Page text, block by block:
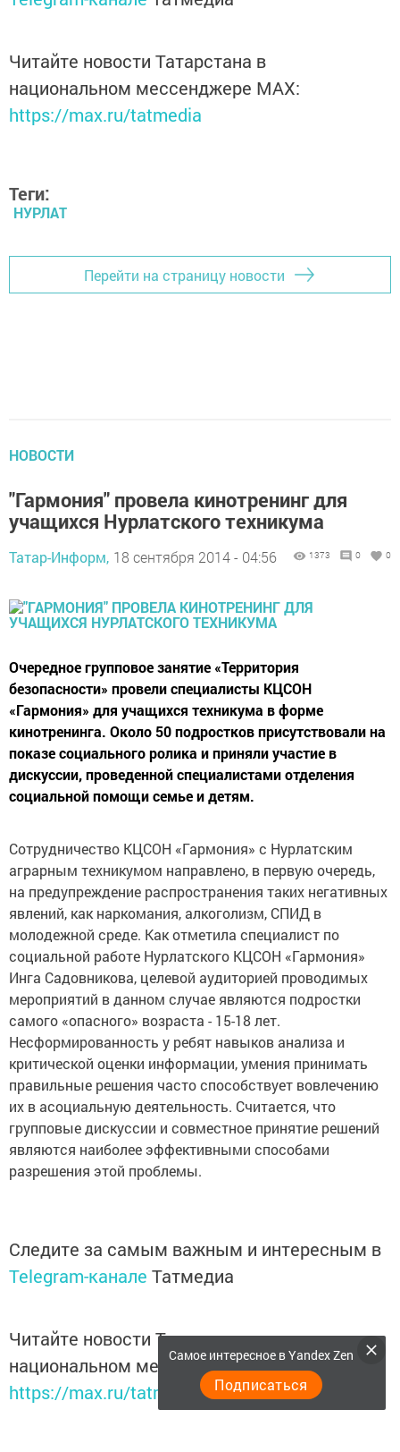
Читайте новости Татарстана в
национальном мессенджере MАХ:
https://max.ru/tatmedia
Теги:
НУРЛАТ
Перейти на страницу новости
НОВОСТИ
"Гармония" провела кинотренинг для
учащихся Нурлатского техникума
Татар-Информ, 18 сентября 2014 - 04:56 1373 0 0
Очередное групповое занятие «Территория
безопасности» провели специалисты КЦСОН
«Гармония» для учащихся техникума в форме
кинотренинга. Около 50 подростков присутствовали на
показе социального ролика и приняли участие в
дискуссии, проведенной специалистами отделения
социальной помощи семье и детям.
Сотрудничество КЦСОН «Гармония» с Нурлатским
аграрным техникумом направлено, в первую очередь,
на предупреждение распространения таких негативных
явлений, как наркомания, алкоголизм, СПИД в
молодежной среде. Как отметила специалист по
социальной работе Нурлатского КЦСОН «Гармония»
Инга Садовникова, целевой аудиторией проводимых
мероприятий в данном случае являются подростки
самого «опасного» возраста - 15-18 лет.
Несформированность у ребят навыков анализа и
критической оценки информации, умения принимать
правильные решения часто способствует вовлечению
их в асоциальную деятельность. Считается, что
групповые дискуссии и совместное принятие решений
являются наиболее эффективными способами
разрешения этой проблемы.
Следите за самым важным и интересным в
Telegram-канале Татмедиа
Читайте новости Татарстана в
национальном мессенджере MАХ:
https://max.ru/tatmedia
Самое интересное в Yandex Zen
Подписаться